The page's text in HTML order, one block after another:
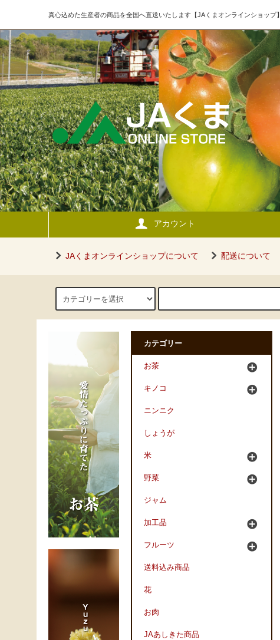
真心込めた生産者の商品を全国へ直送いたします【JAくまオンラインショップ】
アカウント
JAくまオンラインショップについて 配送について
カテゴリー
お茶
キノコ
ニンニク
しょうが
米
野菜
ジャム
加工品
フルーツ
送料込み商品
花
お肉
JAあしきた商品